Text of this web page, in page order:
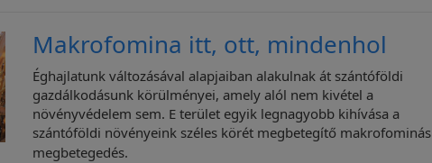
Makrofomina itt, ott, mindenhol
Éghajlatunk változásával alapjaiban alakulnak át szántóföldi
gazdálkodásunk körülményei, amely alól nem kivétel a
növényvédelem sem. E terület egyik legnagyobb kihívása a
szántóföldi növényeink széles körét megbetegítő makrofominás
megbetegedés.